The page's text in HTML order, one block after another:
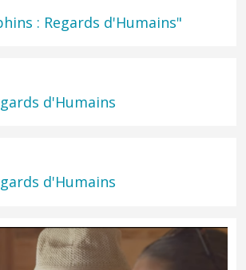
: Regards d'Humains"
d'Humains
d'Humains